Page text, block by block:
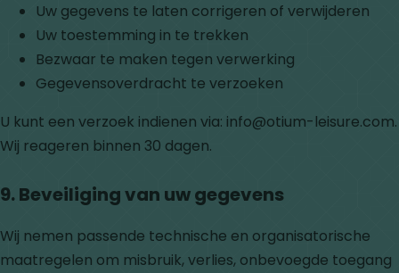
Uw gegevens te laten corrigeren of verwijderen
Uw toestemming in te trekken
Bezwaar te maken tegen verwerking
Gegevensoverdracht te verzoeken
U kunt een verzoek indienen via: info@otium-leisure.com.
Wij reageren binnen 30 dagen.
9. Beveiliging van uw gegevens
Wij nemen passende technische en organisatorische
maatregelen om misbruik, verlies, onbevoegde toegang